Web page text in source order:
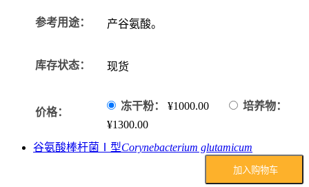
参考用途： 产谷氨酸。
库存状态： 现货
价格：
冻干粉： ¥1000.00
培养物：
¥1300.00
谷氨酸棒杆菌Ⅰ型Corynebacterium glutamicum
加入购物车